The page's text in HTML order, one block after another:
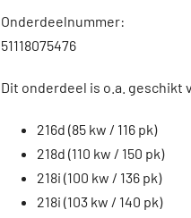
Onderdeelnummer:
51118075476
Dit onderdeel is o.a. geschikt
216d (85 kw / 116 pk)
218d (110 kw / 150 pk)
218i (100 kw / 136 pk)
218i (103 kw / 140 pk)